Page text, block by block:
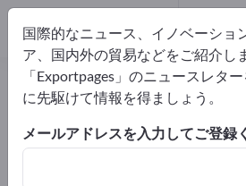
ナット製品 – メーカ
ーを検索
国際的なニュース、イノベーショ
ア、国内外の貿易などをご紹介し
「Exportpages」のニュースレタ
に先駆けて情報を得ましょう。
メールアドレスを入力してご登録